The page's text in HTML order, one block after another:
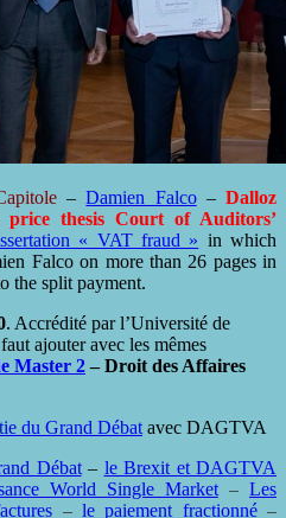
–Damien Falco–Dalloz
price thesis Court of Auditors’
« VAT fraud » in which
Falco on more than 26 pages in
the split payment.
. Accrédité par l’Université de
ajouter avec les mêmes
Master 2 – Droit des Affaires
du Grand Débat avec DAGTVA
Débat– le Brexit et DAGTVA
World Single Market –Les
– le paiement fractionné–